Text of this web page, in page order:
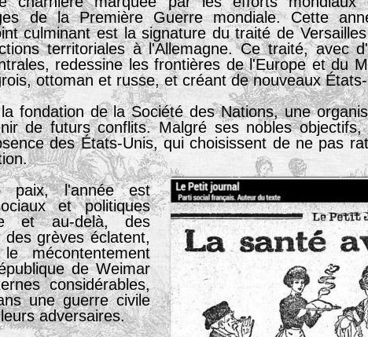
de la Première Guerre mondiale. Cette
culminant est la signature du traité de
territoriales à l'Allemagne. Ce traité, avec
redessine les frontières de l'Europe et du
ottoman et russe, et créant de nouveaux
fondation de la Société des Nations, une
de futurs conflits. Malgré ses nobles
des États-Unis, qui choisissent de ne pas
paix, l'année est
et politiques
et au-delà, des
grèves éclatent,
mécontentement
de Weimar
considérables,
une guerre civile
adversaires.